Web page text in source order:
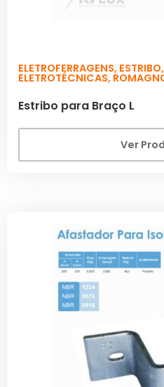
ELETROFERRAGENS, ESTRIBO,
ELETROTÉCNICAS,
Estribo para Braço L
Ver